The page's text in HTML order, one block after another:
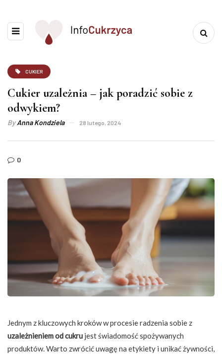
CUKIER
Cukier uzależnia – jak poradzić sobie z
odwykiem?
ByAnna Kondziela 28 lutego, 2024
0
Jednym z kluczowych kroków w procesie radzenia sobie z
uzależnieniem od cukru jest świadomość spożywanych
produktów. Warto zwrócić uwagę na etykiety i unikać żywności,